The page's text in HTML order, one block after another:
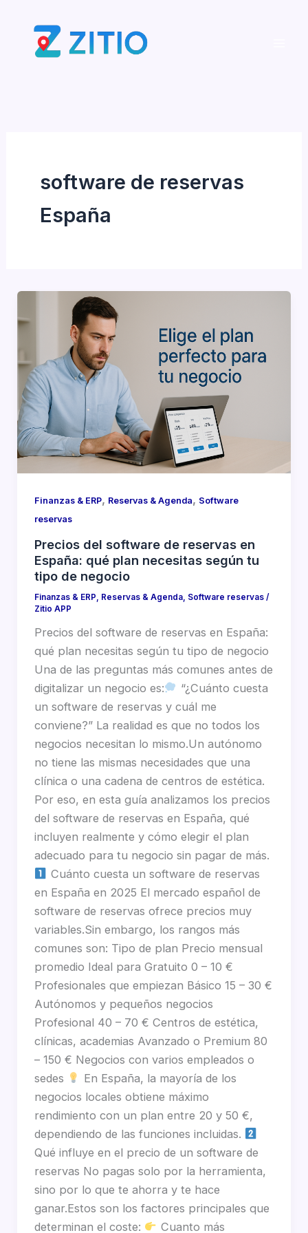
contenido
software de reservas
España
Finanzas & ERP, Reservas & Agenda, Software
reservas
Precios del software de reservas en
España: qué plan necesitas según tu
tipo de negocio
Finanzas & ERP, Reservas & Agenda, Software reservas/
Zitio APP
Precios del software de reservas en España:
qué plan necesitas según tu tipo de negocio
Una de las preguntas más comunes antes de
digitalizar un negocio es:
“¿Cuánto cuesta
un software de reservas y cuál me
conviene?” La realidad es que no todos los
negocios necesitan lo mismo.Un autónomo
no tiene las mismas necesidades que una
clínica o una cadena de centros de estética.
Por eso, en esta guía analizamos los precios
del software de reservas en España, qué
incluyen realmente y cómo elegir el plan
adecuado para tu negocio sin pagar de más.
Cuánto cuesta un software de reservas
en España en 2025 El mercado español de
software de reservas ofrece precios muy
variables.Sin embargo, los rangos más
comunes son: Tipo de plan Precio mensual
promedio Ideal para Gratuito 0 – 10 €
Profesionales que empiezan Básico 15 – 30 €
Autónomos y pequeños negocios
Profesional 40 – 70 € Centros de estética,
clínicas, academias Avanzado o Premium 80
– 150 € Negocios con varios empleados o
sedes
En España, la mayoría de los
negocios locales obtiene máximo
rendimiento con un plan entre 20 y 50 €,
dependiendo de las funciones incluidas.
Qué influye en el precio de un software de
reservas No pagas solo por la herramienta,
sino por lo que te ahorra y te hace
ganar.Estos son los factores principales que
determinan el coste:
Cuanto más